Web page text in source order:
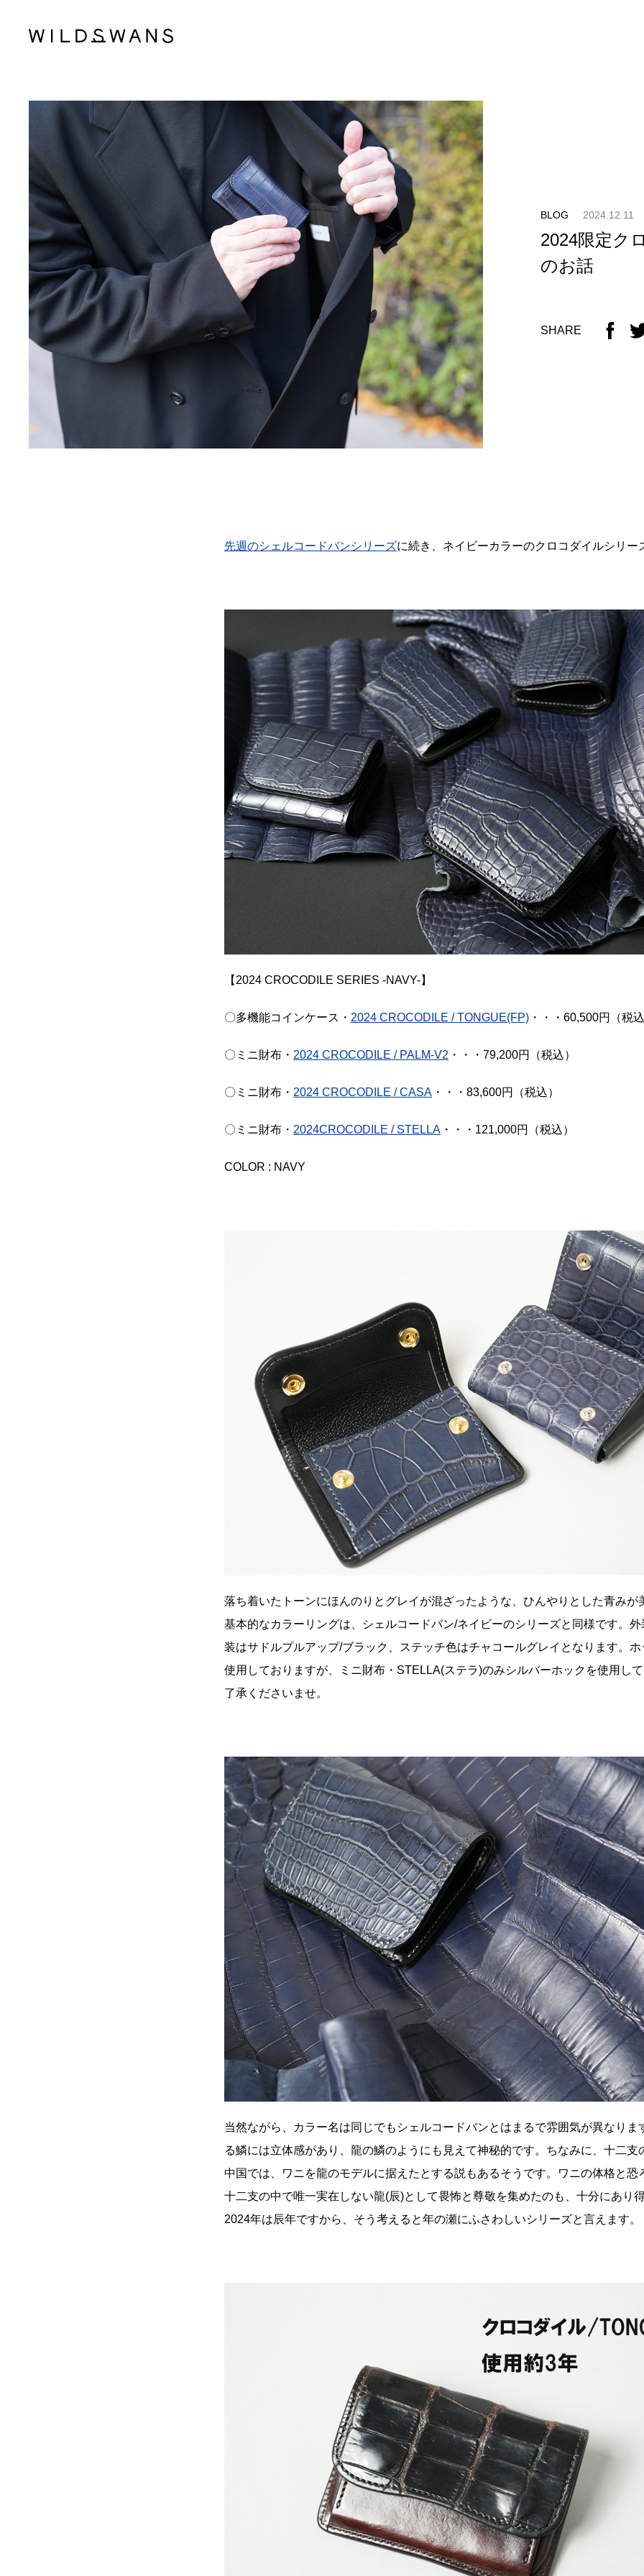
BLOG 2024.12.11
2024限定ク
のお話
SHARE
先週のシェルコードバンシリーズに続き、ネイビーカラーのクロコダイルシリー
【2024 CROCODILE SERIES -NAVY-】
〇多機能コインケース・ 2024 CROCODILE / TONGUE(FP) ・・・60,500円（税
〇ミニ財布・ 2024 CROCODILE / PALM-V2 ・・・79,200円（税込）
〇ミニ財布・ 2024 CROCODILE / CASA ・・・83,600円（税込）
〇ミニ財布・ 2024CROCODILE / STELLA ・・・121,000円（税込）
COLOR : NAVY
落ち着いたトーンにほんのりとグレイが混ざったような、ひんやりとした青みが
基本的なカラーリングは、シェルコードバン/ネイビーのシリーズと同様です。
装はサドルプルアップ/ブラック、ステッチ色はチャコールグレイとなります。
使用しておりますが、ミニ財布・STELLA(ステラ)のみシルバーホックを使用し
了承くださいませ。
当然ながら、カラー名は同じでもシェルコードバンとはまるで雰囲気が異なりま
る鱗には立体感があり、龍の鱗のようにも見えて神秘的です。ちなみに、十二支
中国では、ワニを龍のモデルに据えたとする説もあるそうです。ワニの体格と恐
十二支の中で唯一実在しない龍(辰)として畏怖と尊敬を集めたのも、十分にあり
2024年は辰年ですから、そう考えると年の瀬にふさわしいシリーズと言えます。